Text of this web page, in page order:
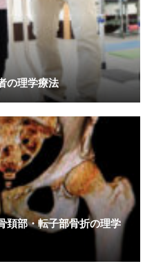
の理学療法
頚部・転子部骨折の理学